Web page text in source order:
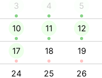
3 4 5
10 11 12
17 18 19
24 25 26